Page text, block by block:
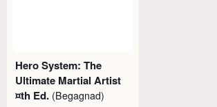
Hero System: The
Ultimate Martial Artist
¤th Ed. (Begagnad)